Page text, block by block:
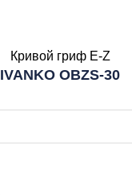
Кривой гриф E-Z
IVANKO OBZS-30